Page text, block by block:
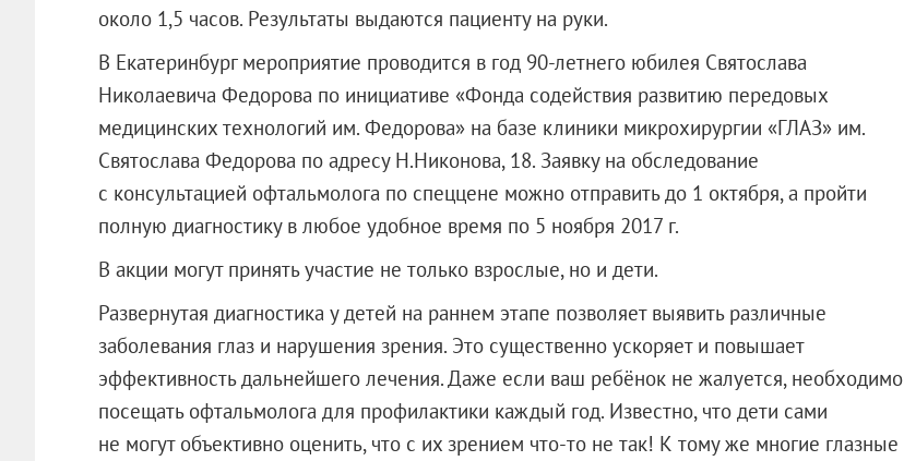
около 1,5 часов. Результаты выдаются пациенту на руки.
В Екатеринбург мероприятие проводится в год 90-летнего юбилея Святослава
Николаевича Федорова по инициативе «Фонда содействия развитию передовых
медицинских технологий им. Федорова» на базе клиники микрохирургии «ГЛАЗ» им.
Святослава Федорова по адресу Н.Никонова, 18. Заявку на обследование
с консультацией офтальмолога по спеццене можно отправить до 1 октября, а пройти
полную диагностику в любое удобное время по 5 ноября 2017 г.
В акции могут принять участие не только взрослые, но и дети.
Развернутая диагностика у детей на раннем этапе позволяет выявить различные
заболевания глаз и нарушения зрения. Это существенно ускоряет и повышает
эффективность дальнейшего лечения. Даже если ваш ребёнок не жалуется, необходимо
посещать офтальмолога для профилактики каждый год. Известно, что дети сами
не могут объективно оценить, что с их зрением что-то не так! К тому же многие глазные